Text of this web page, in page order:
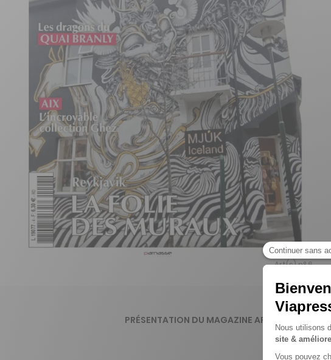
Art(s) n° 6
PRÉSENTATION DU MAGAZINE ART(S)